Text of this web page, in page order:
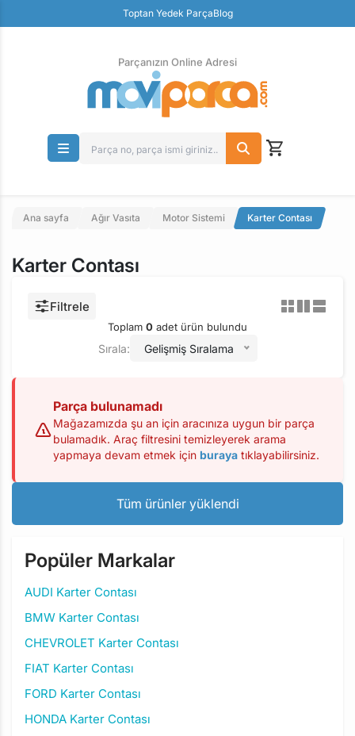
Toptan Yedek ParçaBlog
Parçanızın Online Adresi
Ana sayfa Ağır Vasıta Motor Sistemi Karter Contası
Karter Contası
Filtrele
Toplam 0 adet ürün bulundu
Sırala: Gelişmiş Sıralama
Parça bulunamadı
Mağazamızda şu an için aracınıza uygun bir parça
bulamadık. Araç filtresini temizleyerek arama
yapmaya devam etmek için buraya tıklayabilirsiniz.
Tüm ürünler yüklendi
Popüler Markalar
AUDI Karter Contası
BMW Karter Contası
CHEVROLET Karter Contası
FIAT Karter Contası
FORD Karter Contası
HONDA Karter Contası